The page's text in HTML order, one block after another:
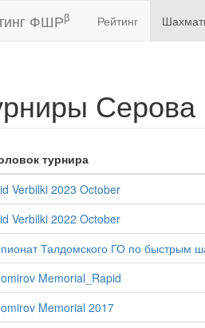
ФШРβ Рейтинг
Серова
турнира
Verbilki 2023 October
Verbilki 2022 October
Талдомского ГО по быстрым
Memorial_Rapid
Memorial 2017